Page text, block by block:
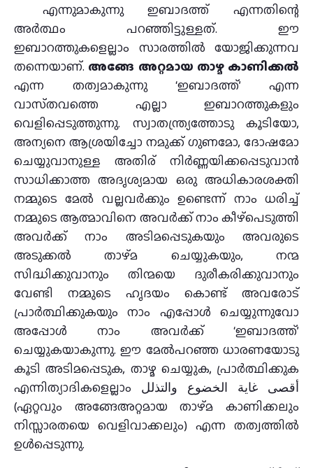
എന്നുമാകുന്നു ഇബാദത്ത് എന്നതിന്റെ
അർത്ഥം പറഞ്ഞിട്ടുള്ളത്. ഈ
ഇബാറത്തുകളെല്ലാം സാരത്തിൽ യോജിക്കുന്നവ
തന്നെയാണ്. അങ്ങേ അറ്റമായ താഴ്മ കാണിക്കൽ
എന്ന തത്വമാകുന്നു ‘ഇബാദത്ത്’ എന്ന
വാസ്‌തവത്തെ എല്ലാ ഇബാറത്തുകളും
വെളിപ്പെടുത്തുന്നു. സ്വാതന്ത്ര്യത്തോടു കൂടിയോ,
അന്യനെ ആശ്രയിച്ചോ നമുക്ക് ഗുണമോ, ദോഷമോ
ചെയ്യുവാനുള്ള അതിര് നിർണ്ണയിക്കപ്പെടുവാൻ
സാധിക്കാത്ത അദൃശ്യമായ ഒരു അധികാരശക്തി
നമ്മുടെ മേൽ വല്ലവർക്കും ഉണ്ടെന്ന് നാം ധരിച്ച്
നമ്മുടെ ആത്മാവിനെ അവർക്ക് നാം കീഴ്പെടുത്തി
അവർക്ക് നാം അടിമപ്പെടുകയും അവരുടെ
അടുക്കൽ താഴ്‌മ ചെയ്യുകയും, നന്മ
സിദ്ധിക്കുവാനും തിന്മയെ ദുരീകരിക്കുവാനും
വേണ്ടി നമ്മുടെ ഹൃദയം കൊണ്ട് അവരോട്
പ്രാർത്ഥിക്കുകയും നാം എപ്പോൾ ചെയ്യുന്നുവോ
അപ്പോൾ നാം അവർക്ക് ‘ഇബാദത്ത്’
ചെയ്യുകയാകുന്നു. ഈ മേൽപറഞ്ഞ ധാരണയോടു
കൂടി അടിമപ്പെടുക, താഴ്മ ചെയ്യുക, പ്രാര്‍ത്ഥിക്കുക
എന്നിത്യാദികളെല്ലാം أقصى غاية الخضوع والتذلل
(ഏറ്റവും അങ്ങേഅറ്റമായ താഴ്‌മ കാണിക്കലും
നിസ്സാരതയെ വെളിവാക്കലും) എന്ന തത്വത്തിൽ
ഉൾപ്പെടുന്നു.